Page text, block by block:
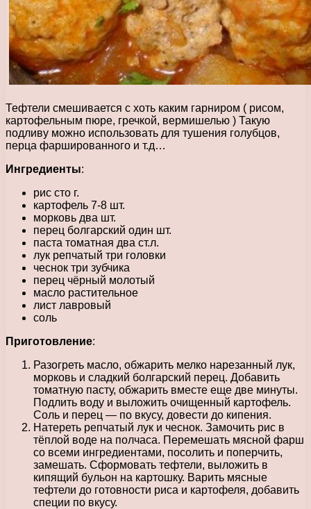
Тефтели смешивается с хоть каким гарниром ( рисом,
картофельным пюре, гречкой, вермишелью ) Такую
подливу можно использовать для тушения голубцов,
перца фаршированного и т.д…
Ингредиенты:
рис сто г.
картофель 7-8 шт.
морковь два шт.
перец болгарский один шт.
паста томатная два ст.л.
лук репчатый три головки
чеснок три зубчика
перец чёрный молотый
масло растительное
лист лавровый
соль
Приготовление:
Разогреть масло, обжарить мелко нарезанный лук,
морковь и сладкий болгарский перец. Добавить
томатную пасту, обжарить вместе еще две минуты.
Подлить воду и выложить очищенный картофель.
Соль и перец — по вкусу, довести до кипения.
Натереть репчатый лук и чеснок. Замочить рис в
тёплой воде на полчаса. Перемешать мясной фарш
со всеми ингредиентами, посолить и поперчить,
замешать. Сформовать тефтели, выложить в
кипящий бульон на картошку. Варить мясные
тефтели до готовности риса и картофеля, добавить
специи по вкусу.